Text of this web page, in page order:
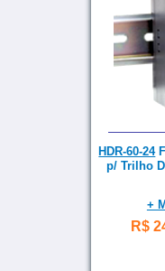
HDR-60-24
p/ Trilho
+
R$